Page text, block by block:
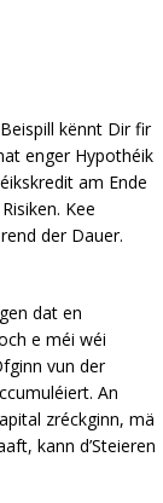
kënnt Dir fir
enger Hypothéik
am Ende
Kee
der Dauer.
dat en
e méi wéi
vun der
An
zréckginn, mä
kann d’Steieren